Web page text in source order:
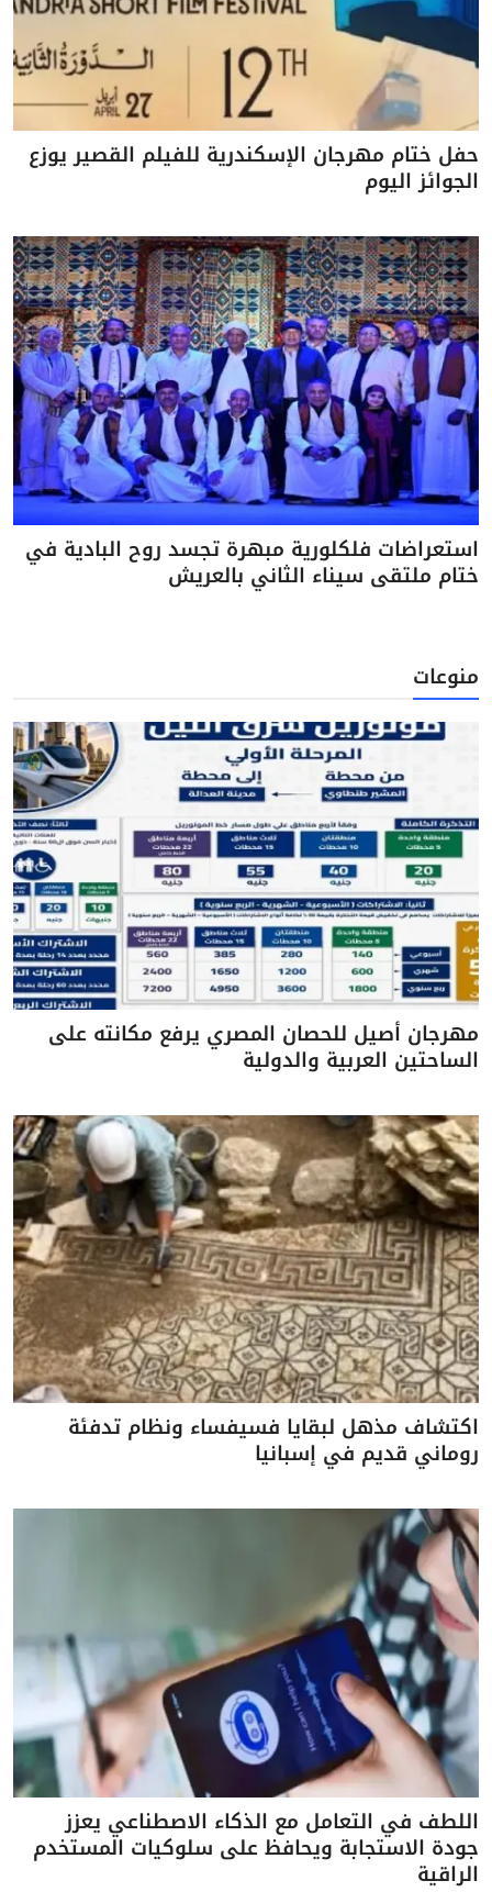
حفل ختام مهرجان الإسكندرية للفيلم القصير يوزع
الجوائز اليوم
استعراضات فلكلورية مبهرة تجسد روح البادية في
ختام ملتقى سيناء الثاني بالعريش
منوعات
مهرجان أصيل للحصان المصري يرفع مكانته على
الساحتين العربية والدولية
اكتشاف مذهل لبقايا فسيفساء ونظام تدفئة
روماني قديم في إسبانيا
اللطف في التعامل مع الذكاء الاصطناعي يعزز
جودة الاستجابة ويحافظ على سلوكيات المستخدم
الراقية